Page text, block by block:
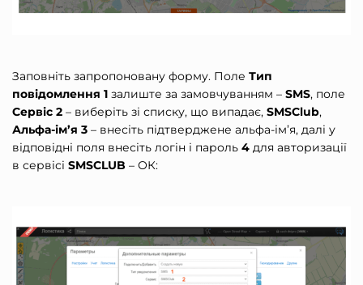
Заповніть запропоновану форму. Поле Тип
повідомлення 1 залиште за замовчуванням – SMS, поле
Сервіс 2 – виберіть зі списку, що випадає, SMSClub,
Альфа-ім’я 3 – внесіть підтверджене альфа-ім’я, далі у
відповідні поля внесіть логін і пароль 4 для авторизації
в сервісі SMSCLUB – ОК: